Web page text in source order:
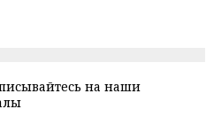
на наши